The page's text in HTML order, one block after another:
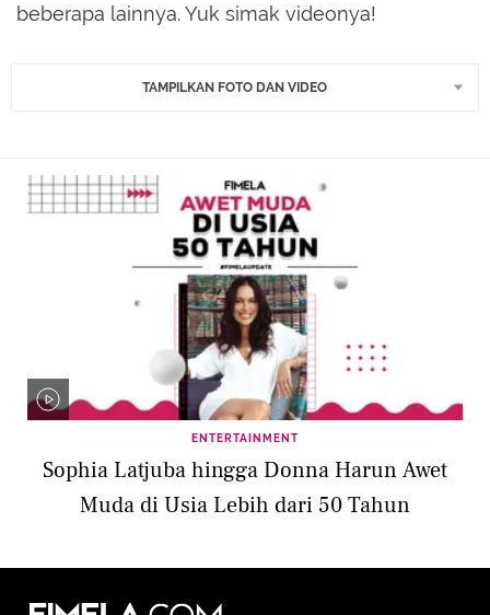
beberapa lainnya. Yuk simak videonya!
TAMPILKAN FOTO DAN VIDEO
ENTERTAINMENT
Sophia Latjuba hingga Donna Harun Awet
Muda di Usia Lebih dari 50 Tahun